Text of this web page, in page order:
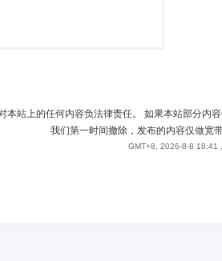
站上的任何内容负法律责任。 如果本站部分内
我们第一时间撤除，发布的内容仅做宽
GMT+8, 2026-8-8 18:41